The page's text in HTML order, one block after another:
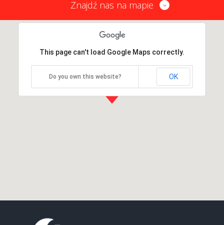
Znajdź nas na mapie
This page can't load Google Maps correctly.
Do you own this website? OK